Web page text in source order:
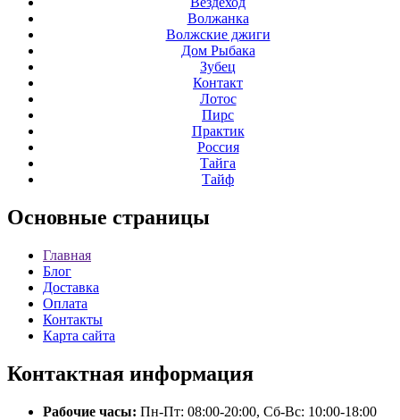
Волжанка
Волжские джиги
Дом Рыбака
Зубец
Контакт
Лотос
Пирс
Практик
Россия
Тайга
Тайф
Основные страницы
Главная
Блог
Доставка
Оплата
Контакты
Карта сайта
Контактная информация
Рабочие часы: Пн-Пт: 08:00-20:00, Сб-Вс: 10:00-18:00